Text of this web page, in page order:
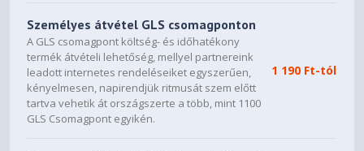
Akkumulátor üzemideje
összetevő, ezért az ügyfél
nem cserélheti ki. A jótállás
alapján szervizelhető.
Gyorstöltés 30 perc alatt 50%-
ra.)
Vezeték nélküli
Intel® Wi-Fi 7 BE201 (2x2) és
Személyes átvétel GLS csomagponton
A GLS csomagpont költség- és időhatékony
termék átvételi lehetőség, mellyel partnereink
leadott internetes rendeléseiket egyszerűen,
kényelmesen, napirendjük ritmusát szem előtt
tartva vehetik át országszerte a több, mint 1100
GLS Csomagpont egyikén.
1 190 Ft-tól